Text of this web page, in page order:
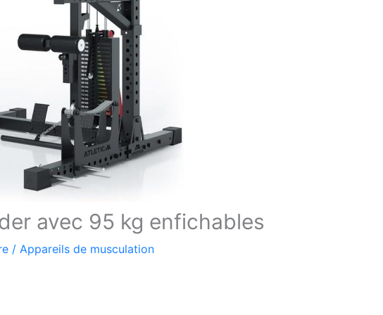
avec 95 kg enfichables
/ Appareils de musculation